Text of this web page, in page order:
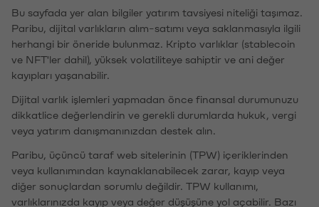
Bu sayfada yer alan bilgiler yatırım tavsiyesi niteliği taşımaz.
Paribu, dijital varlıkların alım-satımı veya saklanmasıyla ilgili
herhangi bir öneride bulunmaz. Kripto varlıklar (stablecoin
ve NFT'ler dahil), yüksek volatiliteye sahiptir ve ani değer
kayıpları yaşanabilir.
Dijital varlık işlemleri yapmadan önce finansal durumunuzu
dikkatlice değerlendirin ve gerekli durumlarda hukuk, vergi
veya yatırım danışmanınızdan destek alın.
Paribu, üçüncü taraf web sitelerinin (TPW) içeriklerinden
veya kullanımından kaynaklanabilecek zarar, kayıp veya
diğer sonuçlardan sorumlu değildir. TPW kullanımı,
varlıklarınızda kayıp veya değer düşüşüne yol açabilir. Bazı